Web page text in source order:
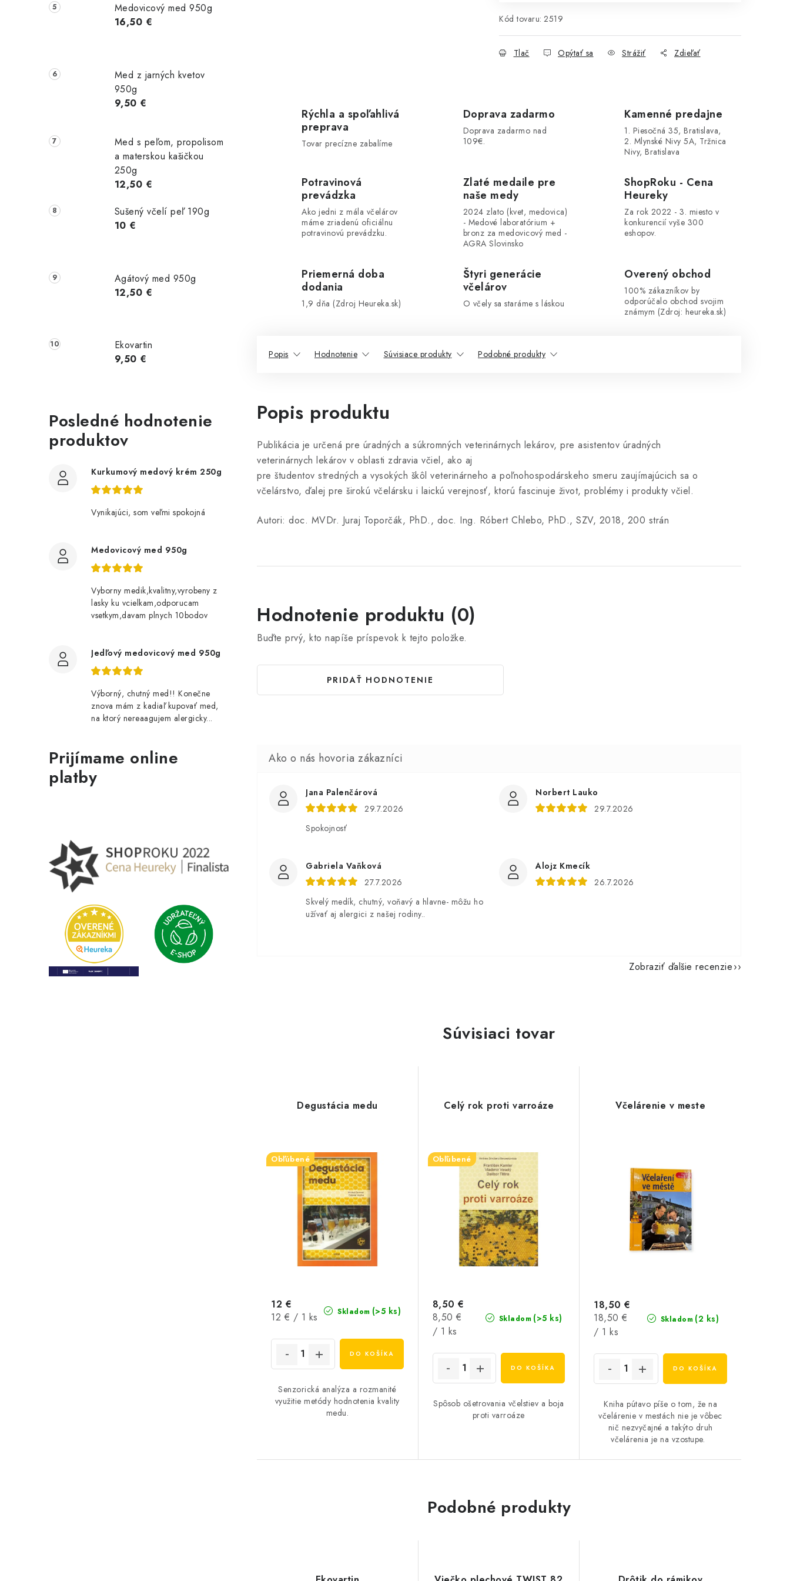
Medovicový med 950g
16,50 €
Med z jarných kvetov
950g
9,50 €
Med s peľom, propolisom
a materskou kašičkou
250g
12,50 €
Sušený včelí peľ 190g
10 €
Agátový med 950g
12,50 €
Ekovartin
9,50 €
Posledné hodnotenie
produktov
Kurkumový medový krém 250g
Vynikajúci, som veľmi spokojná
Medovicový med 950g
Vyborny medik,kvalitny,vyrobeny z
lasky ku vcielkam,odporucam
vsetkym,davam plnych 10bodov
Jedľový medovicový med 950g
Výborný, chutný med!! Konečne
znova mám z kadiaľ kupovať med,
na ktorý nereaagujem alergicky...
Prijímame online
platby
Kód tovaru: 2519
Tlač Opýtať sa Strážiť Zdieľať
Rýchla a spoľahlivá
preprava
Tovar precízne zabalíme
Doprava zadarmo
Doprava zadarmo nad
109€.
Kamenné predajne
1. Piesočná 35, Bratislava,
2. Mlynské Nivy 5A, Tržnica
Nivy, Bratislava
Potravinová
prevádzka
Ako jedni z mála včelárov
máme zriadenú oficiálnu
potravinovú prevádzku.
Zlaté medaile pre
naše medy
2024 zlato (kvet, medovica)
- Medové laboratórium +
bronz za medovicový med -
AGRA Slovinsko
ShopRoku - Cena
Heureky
Za rok 2022 - 3. miesto v
konkurencií vyše 300
eshopov.
Priemerná doba
dodania
1,9 dňa (Zdroj Heureka.sk)
Štyri generácie
včelárov
O včely sa staráme s láskou
Overený obchod
100% zákazníkov by
odporúčalo obchod svojim
známym (Zdroj: heureka.sk)
Popis Hodnotenie Súvisiace produkty Podobné produkty
Popis produktu
Publikácia je určená pre úradných a súkromných veterinárnych lekárov, pre asistentov úradných
veterinárnych lekárov v oblasti zdravia včiel, ako aj
pre študentov stredných a vysokých škôl veterinárneho a poľnohospodárskeho smeru zaujímajúcich sa o
včelárstvo, ďalej pre širokú včelársku i laickú verejnosť, ktorú fascinuje život, problémy i produkty včiel.
Autori: doc. MVDr. Juraj Toporčák, PhD., doc. Ing. Róbert Chlebo, PhD., SZV, 2018, 200 strán
Hodnotenie produktu (0)
Buďte prvý, kto napíše príspevok k tejto položke.
PRIDAŤ HODNOTENIE
Jana Palenčárová
29.7.2026
Spokojnosť
Norbert Lauko
29.7.2026
Gabriela Vaňková
27.7.2026
Skvelý medík, chutný, voňavý a hlavne- môžu ho
užívať aj alergici z našej rodiny..
Alojz Kmecík
26.7.2026
Zobraziť ďalšie recenzie
Súvisiaci tovar
Degustácia medu
Obľúbené
Skladom (>5 ks)
12 €
Jednotková
12 € / 1 ks
DO KOŠÍKA
Senzorická analýza a rozmanité
využitie metódy hodnotenia kvality
medu.
Celý rok proti varroáze
Obľúbené
Skladom (>5 ks)
8,50 €
Jednotková
cena:
8,50 €
/ 1 ks
DO KOŠÍKA
Spôsob ošetrovania včelstiev a boja
proti varroáze
Včelárenie v meste
Skladom (2 ks)
18,50 €
Jednotková
cena:
18,50 €
/ 1 ks
DO KOŠÍKA
Kniha pútavo píše o tom, že na
včelárenie v mestách nie je vôbec
nič nezvyčajné a takýto druh
včelárenia je na vzostupe.
Podobné produkty